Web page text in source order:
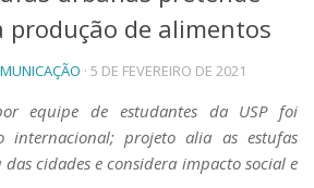
produção de alimentos
· 5 DE FEVEREIRO DE 2021
equipe de estudantes da USP foi
internacional; projeto alia as estufas
cidades e considera impacto social e